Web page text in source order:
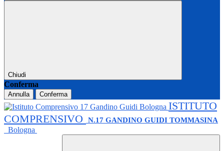
Chiudi
Conferma
Annulla Conferma
ISTITUTO
COMPRENSIVO
N.17 GANDINO GUIDI TOMMASINA
Bologna